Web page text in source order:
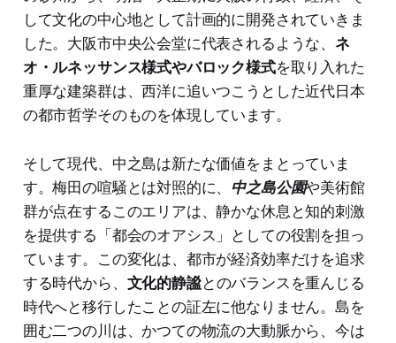
して文化の中心地として計画的に開発されていきま
した。大阪市中央公会堂に代表されるような、 ネ
オ・ルネッサンス様式やバロック様式を取り入れた
重厚な建築群は、西洋に追いつこうとした近代日本
の都市哲学そのものを体現しています。
そして現代、中之島は新たな価値をまとっていま
す。梅田の喧騒とは対照的に、 中之島公園や美術館
群が点在するこのエリアは、静かな休息と知的刺激
を提供する「都会のオアシス」としての役割を担っ
ています。この変化は、都市が経済効率だけを追求
する時代から、 文化的静謐とのバランスを重んじる
時代へと移行したことの証左に他なりません。島を
囲む二つの川は、かつての物流の大動脈から、今は